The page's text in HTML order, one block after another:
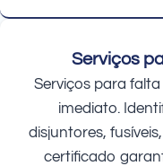
Serviços
Serviços para
imediato.
disjuntores,
certificado